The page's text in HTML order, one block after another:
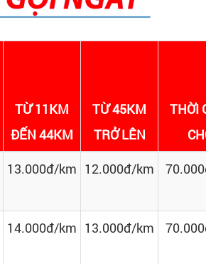
TỪ 11KM
ĐẾN 44KM
TỪ 45KM
TRỞ LÊN
THỜI
13.000đ/km 12.000đ/km
14.000đ/km 13.000đ/km